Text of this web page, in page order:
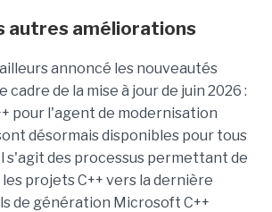
autres améliorations
annoncé les nouveautés
cadre de la mise à jour de juin 2026 :
pour l'agent de modernisation
désormais disponibles pour tous
s'agit des processus permettant de
projets C++ vers la dernière
de génération Microsoft C++